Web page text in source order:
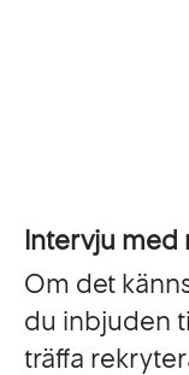
Intervju med
Om det
du inbjuden
träffa